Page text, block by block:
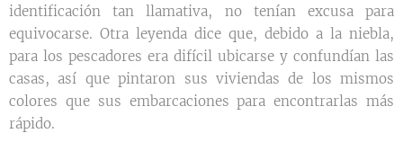
identificación tan llamativa, no tenían excusa para
equivocarse. Otra leyenda dice que, debido a la niebla,
para los pescadores era difícil ubicarse y confundían las
casas, así que pintaron sus viviendas de los mismos
colores que sus embarcaciones para encontrarlas más
rápido.